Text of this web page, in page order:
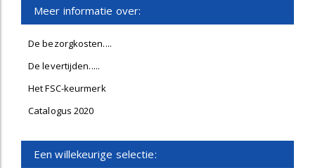
Meer informatie over:
De bezorgkosten....
De levertijden.....
Het FSC-keurmerk
Catalogus 2020
Een willekeurige selectie: